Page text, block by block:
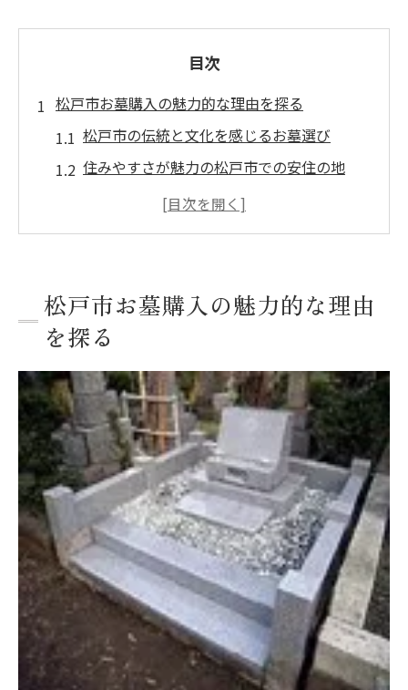
目次
松戸市お墓購入の魅力的な理由を探る
松戸市の伝統と文化を感じるお墓選び
住みやすさが魅力の松戸市での安住の地
アクセスの良さが決め手！松戸市の墓地事
家族の思い出を大切にする松戸市の墓所
松戸市での墓所選びが生む心の安らぎ
松戸市で理想のお墓を見つけるためのステップ
予算に応じたお墓選びの第一歩
理想の立地を見極める方法
見学時に注意すべきポイント
家族に合った環境を選ぶ秘訣
地元の評判をリサーチする重要性
長期的なメンテナンスを考慮した選び方
立地とアクセスの良さが決め手松戸市の墓所選
び
利便性が高い墓地の選び方
交通アクセスに注目した場所選び
松戸市お墓購入の魅力的な理由
を探る